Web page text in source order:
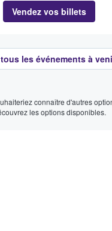
Vendez vos billets
les événements à
connaître d'autres
les options disponibles.